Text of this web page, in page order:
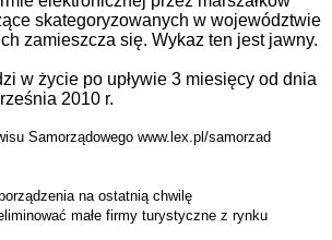
skategoryzowanych w województwie
zamieszcza się. Wykaz ten jest jawny.
w życie po upływie 3 miesięcy od dnia
2010 r.
Samorządowego www.lex.pl/samorzad
na ostatnią chwilę
małe firmy turystyczne z rynku